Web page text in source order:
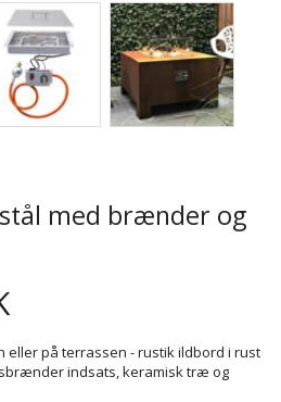
med brænder og
eller på terrassen - rustik ildbord i rust
indsats, keramisk træ og